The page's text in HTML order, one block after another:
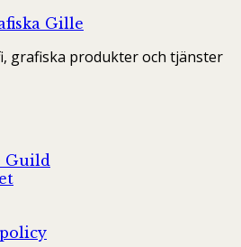
Gille
grafiska produkter och tjänster
Guild